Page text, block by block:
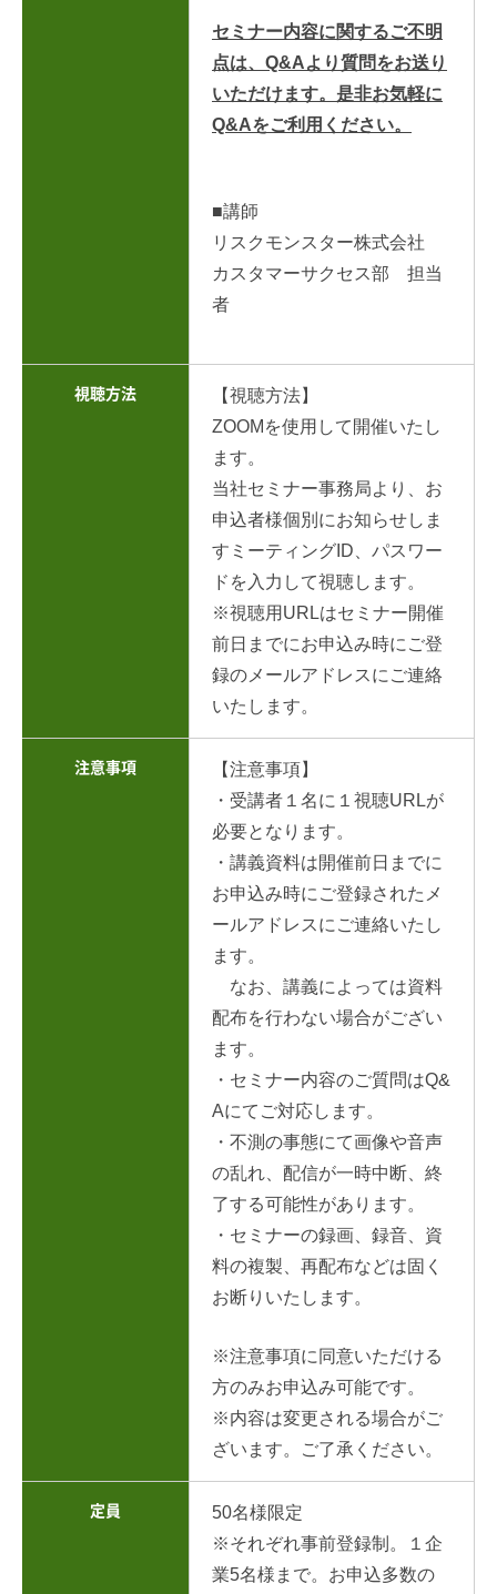
セミナー内容に関するご不明
点は、Q&Aより質問をお送り
いただけます。是非お気軽に
Q&Aをご利用ください。
■講師
リスクモンスター株式会社
カスタマーサクセス部 担当
者
視聴方法
【視聴方法】
ZOOMを使用して開催いたし
ます。
当社セミナー事務局より、お
申込者様個別にお知らせしま
すミーティングID、パスワー
ドを入力して視聴します。
※視聴用URLはセミナー開催
前日までにお申込み時にご登
録のメールアドレスにご連絡
いたします。
注意事項
【注意事項】
・受講者１名に１視聴URLが
必要となります。
・講義資料は開催前日までに
お申込み時にご登録されたメ
ールアドレスにご連絡いたし
ます。
なお、講義によっては資料
配布を行わない場合がござい
ます。
・セミナー内容のご質問はQ&
Aにてご対応します。
・不測の事態にて画像や音声
の乱れ、配信が一時中断、終
了する可能性があります。
・セミナーの録画、録音、資
料の複製、再配布などは固く
お断りいたします。
※注意事項に同意いただける
方のみお申込み可能です。
※内容は変更される場合がご
ざいます。ご了承ください。
定員
50名様限定
※それぞれ事前登録制。１企
業5名様まで。お申込多数の